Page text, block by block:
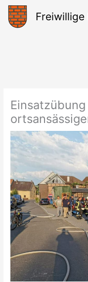
Zum
Inhalt
springen
Freiwillige